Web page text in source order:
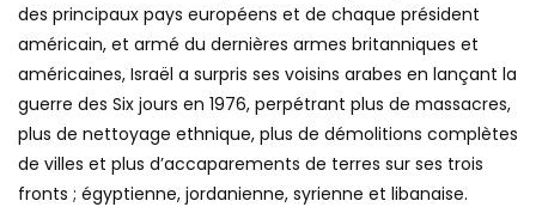
des principaux pays européens et de chaque président
américain, et armé du dernières armes britanniques et
américaines, Israël a surpris ses voisins arabes en lançant la
guerre des Six jours en 1976, perpétrant plus de massacres,
plus de nettoyage ethnique, plus de démolitions complètes
de villes et plus d’accaparements de terres sur ses trois
fronts ; égyptienne, jordanienne, syrienne et libanaise.